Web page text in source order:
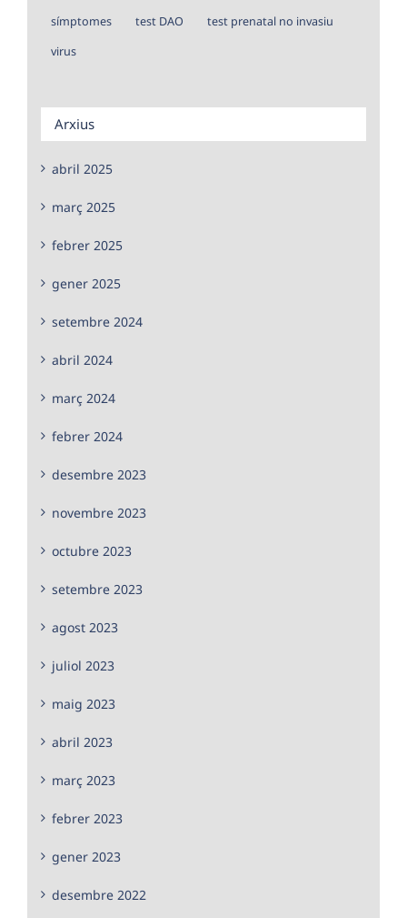
símptomes
test DAO
test prenatal no invasiu
virus
Arxius
abril 2025
març 2025
febrer 2025
gener 2025
setembre 2024
abril 2024
març 2024
febrer 2024
desembre 2023
novembre 2023
octubre 2023
setembre 2023
agost 2023
juliol 2023
maig 2023
abril 2023
març 2023
febrer 2023
gener 2023
desembre 2022